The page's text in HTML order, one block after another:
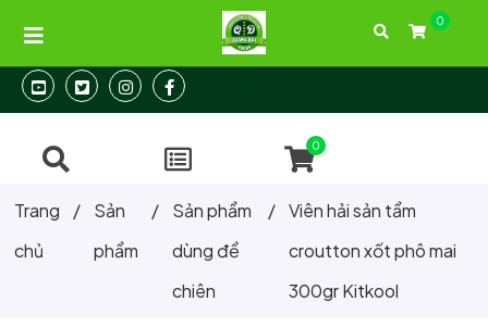
Địa chỉ: 104/31 Thành Thái, Phường 12, Quận 10, Tp.HCM
Hotline:
0
0
Trang
chủ
/
Sản
phẩm
/
Sản phẩm
dùng để
chiên
/ Viên hải sản tẩm
croutton xốt phô mai
300gr Kitkool